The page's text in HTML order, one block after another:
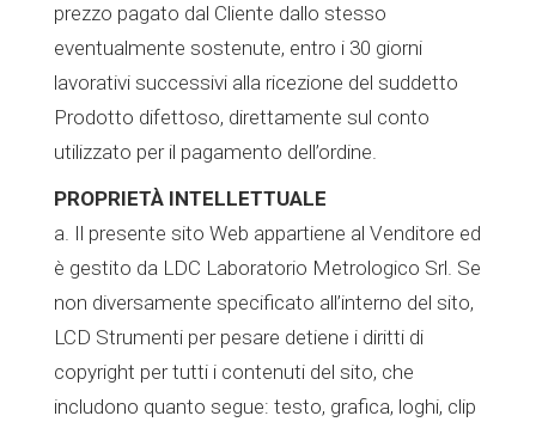
prezzo pagato dal Cliente dallo stesso
eventualmente sostenute, entro i 30 giorni
lavorativi successivi alla ricezione del suddetto
Prodotto difettoso, direttamente sul conto
utilizzato per il pagamento dell’ordine.
PROPRIETÀ INTELLETTUALE
a. Il presente sito Web appartiene al Venditore ed
è gestito da LDC Laboratorio Metrologico Srl. Se
non diversamente specificato all’interno del sito,
LCD Strumenti per pesare detiene i diritti di
copyright per tutti i contenuti del sito, che
includono quanto segue: testo, grafica, loghi, clip